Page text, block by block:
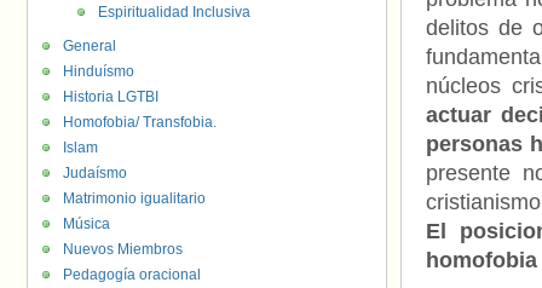
delitos de
núcleos
actuar
personas
presente
El
Espiritualidad Inclusiva
General
Hinduísmo
Historia LGTBI
Homofobia/ Transfobia.
Islam
Judaísmo
Matrimonio igualitario
Música
Nuevos Miembros
Pedagogía oracional